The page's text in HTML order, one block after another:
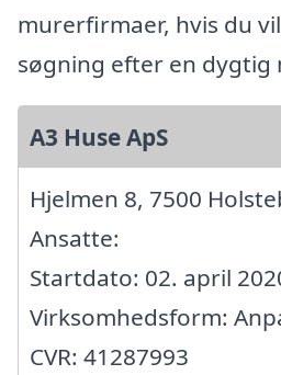
murerfirmaer, hvis du
søgning efter en dygtig
A3 Huse ApS
Hjelmen 8, 7500
Ansatte:
Startdato: 02. april
Virksomhedsform:
CVR: 41287993